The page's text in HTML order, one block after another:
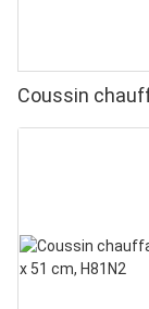
Coussin